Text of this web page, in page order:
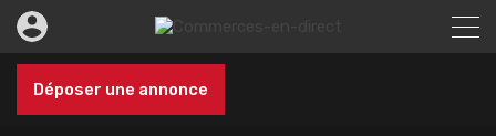
Déposer une annonce